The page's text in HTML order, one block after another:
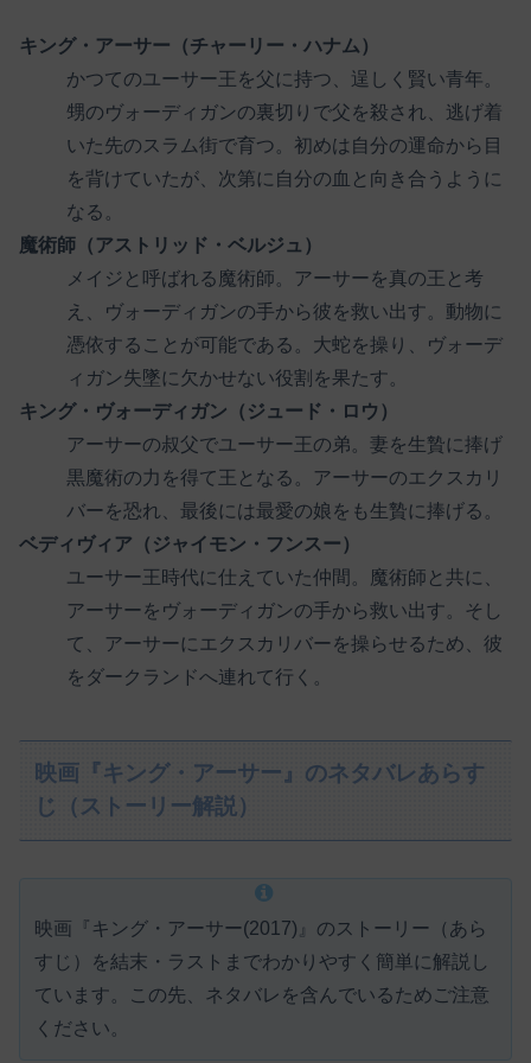
キング・アーサー（チャーリー・ハナム）
かつてのユーサー王を父に持つ、逞しく賢い青年。
甥のヴォーディガンの裏切りで父を殺され、逃げ着
いた先のスラム街で育つ。初めは自分の運命から目
を背けていたが、次第に自分の血と向き合うように
なる。
魔術師（アストリッド・ベルジュ）
メイジと呼ばれる魔術師。アーサーを真の王と考
え、ヴォーディガンの手から彼を救い出す。動物に
憑依することが可能である。大蛇を操り、ヴォーデ
ィガン失墜に欠かせない役割を果たす。
キング・ヴォーディガン（ジュード・ロウ）
アーサーの叔父でユーサー王の弟。妻を生贄に捧げ
黒魔術の力を得て王となる。アーサーのエクスカリ
バーを恐れ、最後には最愛の娘をも生贄に捧げる。
ベディヴィア（ジャイモン・フンスー）
ユーサー王時代に仕えていた仲間。魔術師と共に、
アーサーをヴォーディガンの手から救い出す。そし
て、アーサーにエクスカリバーを操らせるため、彼
をダークランドへ連れて行く。
映画『キング・アーサー』のネタバレあらす
じ（ストーリー解説）
映画『キング・アーサー(2017)』のストーリー（あら
すじ）を結末・ラストまでわかりやすく簡単に解説し
ています。この先、ネタバレを含んでいるためご注意
ください。